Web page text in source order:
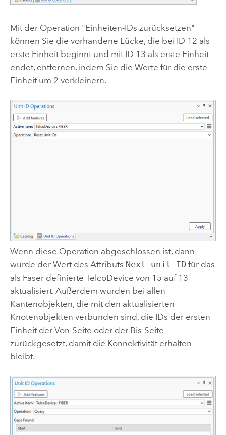
Mit der Operation "Einheiten-IDs zurücksetzen"
können Sie die vorhandene Lücke, die bei ID 12 als
erste Einheit beginnt und mit ID 13 als erste Einheit
endet, entfernen, indem Sie die Werte für die erste
Einheit um 2 verkleinern.
Wenn diese Operation abgeschlossen ist, dann
wurde der Wert des Attributs Next unit IDfür das
als Faser definierte TelcoDevice von 15 auf 13
aktualisiert. Außerdem wurden bei allen
Kantenobjekten, die mit den aktualisierten
Knotenobjekten verbunden sind, die IDs der ersten
Einheit der Von-Seite oder der Bis-Seite
zurückgesetzt, damit die Konnektivität erhalten
bleibt.